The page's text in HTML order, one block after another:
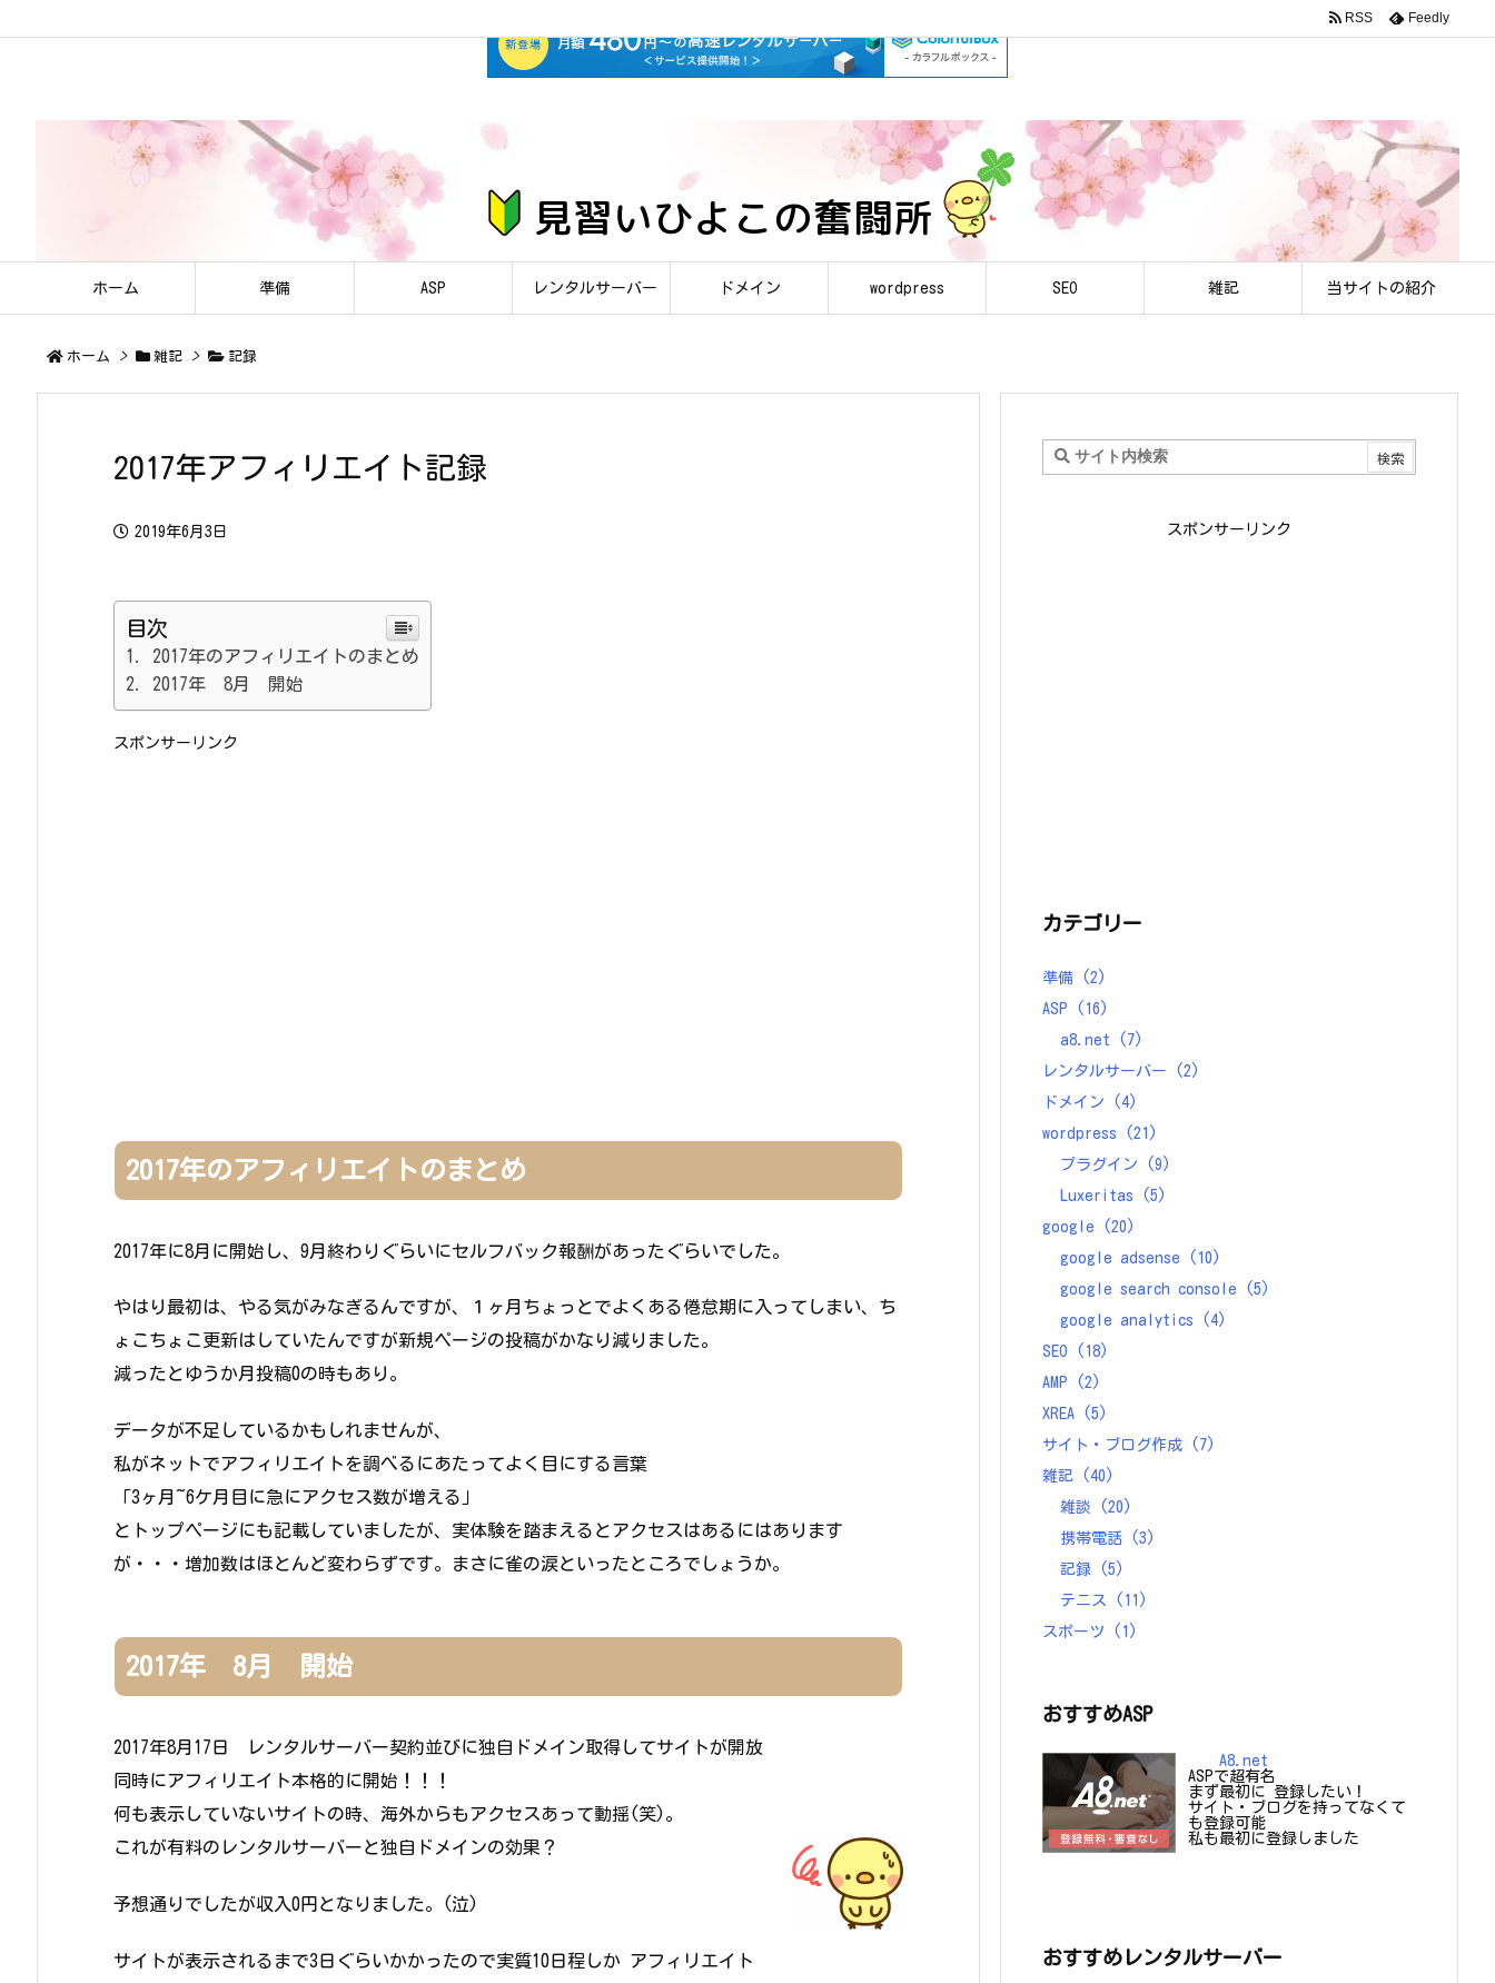
ホーム 準備 ASP レンタルサーバー ドメイン wordpress SEO 雑記 当サイトの紹介
RSS Feedly
ホーム > 雑記 > 記録
2017年アフィリエイト記録
2019年6月3日
目次
2017年のアフィリエイトのまとめ
2017年 8月 開始
スポンサーリンク
2017年のアフィリエイトのまとめ
2017年に8月に開始し、9月終わりぐらいにセルフバック報酬があったぐらいでした。
やはり最初は、やる気がみなぎるんですが、１ヶ月ちょっとでよくある倦怠期に入ってしまい、ち
ょこちょこ更新はしていたんですが新規ページの投稿がかなり減りました。
減ったとゆうか月投稿0の時もあり。
データが不足しているかもしれませんが、
私がネットでアフィリエイトを調べるにあたってよく目にする言葉
「3ヶ月~6ケ月目に急にアクセス数が増える」
とトップページにも記載していましたが、実体験を踏まえるとアクセスはあるにはあります
が・・・増加数はほとんど変わらずです。まさに雀の涙といったところでしょうか。
2017年 8月 開始
2017年8月17日 レンタルサーバー契約並びに独自ドメイン取得してサイトが開放
同時にアフィリエイト本格的に開始！！！
何も表示していないサイトの時、海外からもアクセスあって動揺(笑)。
これが有料のレンタルサーバーと独自ドメインの効果？
予想通りでしたが収入0円となりました。(泣)
サイトが表示されるまで3日ぐらいかかったので実質10日程しか アフィリエイト
スポンサーリンク
カテゴリー
準備
(2)
ASP
(16)
a8.net
(7)
レンタルサーバー
(2)
ドメイン
(4)
wordpress
(21)
プラグイン
(9)
Luxeritas
(5)
google
(20)
google adsense
(10)
google search console
(5)
google analytics
(4)
SEO
(18)
AMP
(2)
XREA
(5)
サイト・ブログ作成
(7)
雑記
(40)
雑談
(20)
携帯電話
(3)
記録
(5)
テニス
(11)
スポーツ
(1)
おすすめASP
A8.net
ASPで超有名
まず最初に 登録したい！
サイト・ブログを持ってなくて
も登録可能
私も最初に登録しました
おすすめレンタルサーバー